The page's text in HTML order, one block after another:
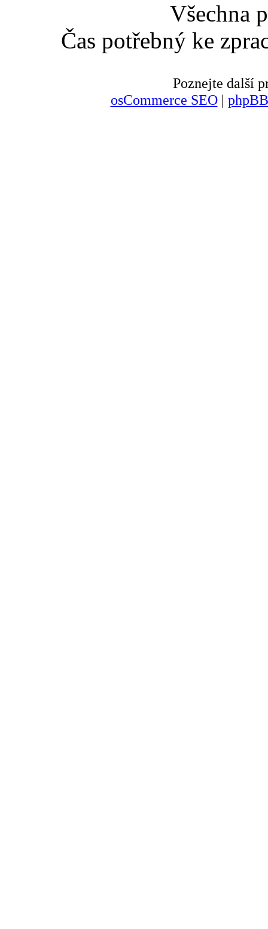
Všechna
Čas potřebný ke
Poznejte další
osCommerce SEO|